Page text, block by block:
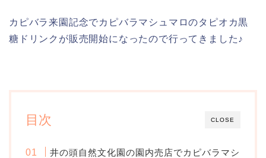
カピバラ来園記念でカピバラマシュマロのタピオカ黒
糖ドリンクが販売開始になったので行ってきました♪
CLOSE
目次
井の頭自然文化園の園内売店でカピバラマシ